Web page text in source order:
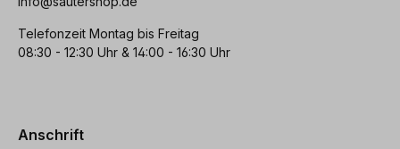
Telefonzeit Montag bis Freitag
08:30 - 12:30 Uhr & 14:00 - 16:30 Uhr
Anschrift